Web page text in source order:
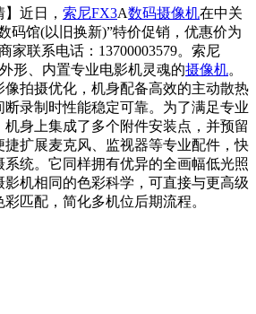
近日， 索尼FX3A数码摄像机在中关
码馆(以旧换新)”特价促销，优惠价为
家联系电话：13700003579。索尼
形、内置专业电影机灵魂的摄像机。
拍摄优化，机身配备高效的主动散热
录制时性能稳定可靠。为了满足专业
身上集成了多个附件安装点，并预留
捷扩展麦克风、监视器等专业配件，快
统。它同样拥有优异的全画幅低光照
机相同的色彩科学，可直接与更高级
匹配，简化多机位后期流程。